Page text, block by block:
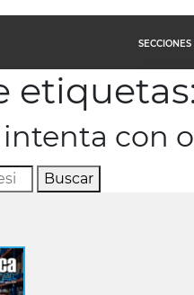
SECCIONES
con
Buscar